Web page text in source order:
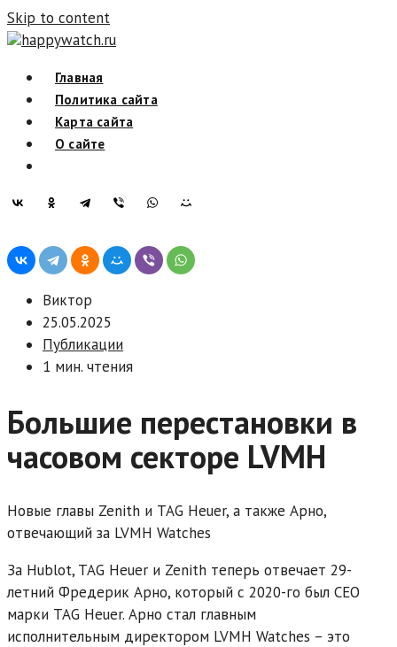
Skip to content
happywatch.ru
Главная
Политика сайта
Карта сайта
О сайте
Виктор
25.05.2025
Публикации
1 мин. чтения
Большие перестановки в
часовом секторе LVMH
Новые главы Zenith и TAG Heuer, а также Арно,
отвечающий за LVMH Watches
За Hublot, TAG Heuer и Zenith теперь отвечает 29-
летний Фредерик Арно, который с 2020-го был CEO
марки TAG Heuer. Арно стал главным
исполнительным директором LVMH Watches – это